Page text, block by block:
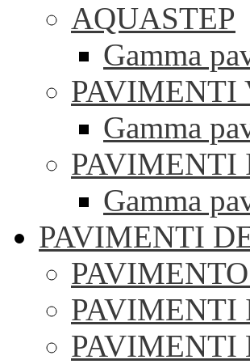
AQUASTEP
Gamma
Gamma
PAVIMENTI
Gamma
PAVIMENTI
PAVIMENTI
PAVIMENTI